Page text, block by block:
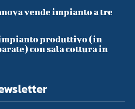
vende impianto a tre
produttivo (in
con sala cottura in